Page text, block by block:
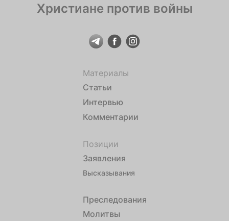
Христиане против войны
Материалы
Статьи
Интервью
Комментарии
Позиции
Заявления
Высказывания
Преследования
Молитвы